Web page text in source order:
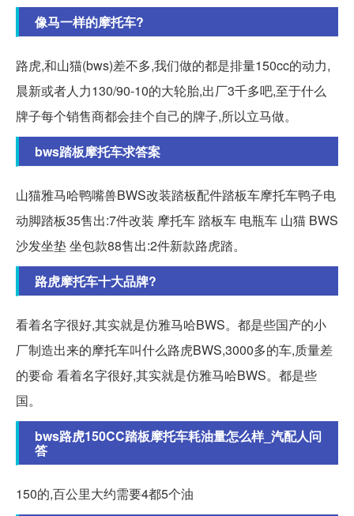
像马一样的摩托车?
路虎,和山猫(bws)差不多,我们做的都是排量150cc的动力,
晨新或者人力130/90-10的大轮胎,出厂3千多吧,至于什么
牌子每个销售商都会挂个自己的牌子,所以立马做。
bws踏板摩托车求答案
山猫雅马哈鸭嘴兽BWS改装踏板配件踏板车摩托车鸭子电
动脚踏板35售出:7件改装 摩托车 踏板车 电瓶车 山猫 BWS
沙发坐垫 坐包款88售出:2件新款路虎踏。
路虎摩托车十大品牌?
看着名字很好,其实就是仿雅马哈BWS。都是些国产的小
厂制造出来的摩托车叫什么路虎BWS,3000多的车,质量差
的要命 看着名字很好,其实就是仿雅马哈BWS。都是些
国。
bws路虎150CC踏板摩托车耗油量怎么样_汽配人问
答
150的,百公里大约需要4都5个油